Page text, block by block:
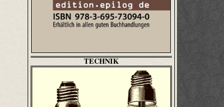
TECHNIK